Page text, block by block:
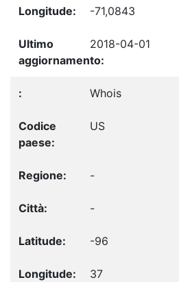
-71,0843
2018-04-01
Whois
US
-
-
-96
37